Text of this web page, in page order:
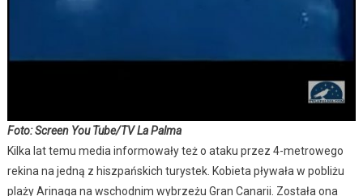
Foto: Screen You Tube/TV La Palma
Kilka lat temu media informowały też o ataku przez 4-metrowego
rekina na jedną z hiszpańskich turystek. Kobieta pływała w pobliżu
plaży Arinaga na wschodnim wybrzeżu Gran Canarii. Została ona